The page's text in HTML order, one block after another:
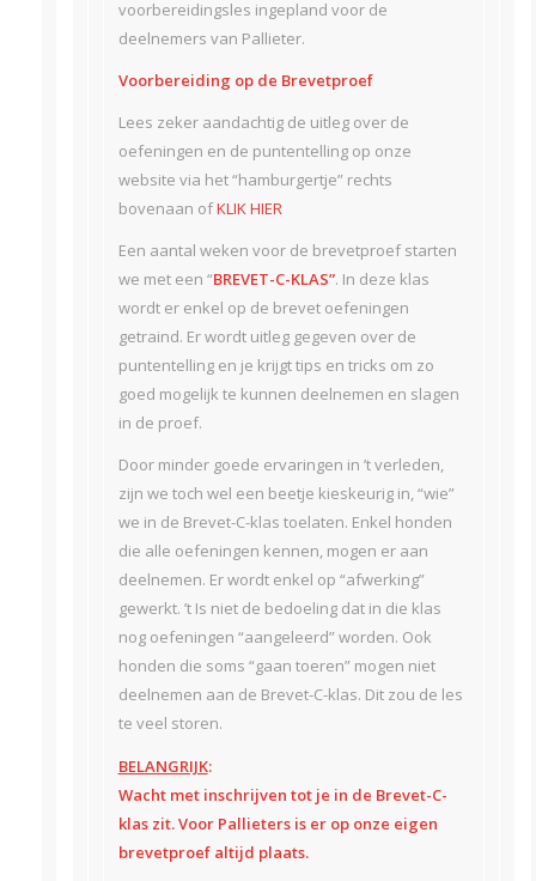
voorbereidingsles ingepland voor de
deelnemers van Pallieter.
Voorbereiding op de Brevetproef
Lees zeker aandachtig de uitleg over de
oefeningen en de puntentelling op onze
website via het “hamburgertje” rechts
bovenaan ofKLIK HIER
Een aantal weken voor de brevetproef starten
we met een “BREVET-C-KLAS”. In deze klas
wordt er enkel op de brevet oefeningen
getraind. Er wordt uitleg gegeven over de
puntentelling en je krijgt tips en tricks om zo
goed mogelijk te kunnen deelnemen en slagen
in de proef.
Door minder goede ervaringen in ’t verleden,
zijn we toch wel een beetje kieskeurig in, “wie”
we in de Brevet-C-klas toelaten. Enkel honden
die alle oefeningen kennen, mogen er aan
deelnemen. Er wordt enkel op “afwerking”
gewerkt. ’t Is niet de bedoeling dat in die klas
nog oefeningen “aangeleerd” worden. Ook
honden die soms “gaan toeren” mogen niet
deelnemen aan de Brevet-C-klas. Dit zou de les
te veel storen.
BELANGRIJK:
Wacht met inschrijven tot je in de Brevet-C-
klas zit. Voor Pallieters is er op onze eigen
brevetproef altijd plaats.